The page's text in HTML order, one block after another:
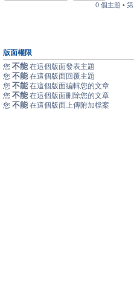
0 個主題 • 第
版面權限
您 不能 在這個版面發表主題
您 不能 在這個版面回覆主題
您 不能 在這個版面編輯您的文章
您 不能 在這個版面刪除您的文章
您 不能 在這個版面上傳附加檔案